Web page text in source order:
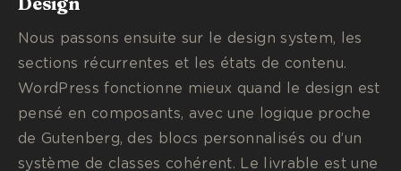
Nous passons ensuite sur le design system, les
sections récurrentes et les états de contenu.
WordPress fonctionne mieux quand le design est
pensé en composants, avec une logique proche
de Gutenberg, des blocs personnalisés ou d’un
système de classes cohérent. Le livrable est une